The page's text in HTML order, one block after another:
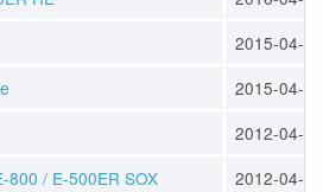
2015-04-10
2015-04-10
2012-04-25
800 / E-500ER SOX
2012-04-25